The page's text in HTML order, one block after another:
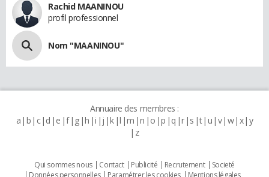
Rachid MAANINOU
profil professionnel
Nom "MAANINOU"
Annuaire des membres :
a b c d e f g h i j k l m n o p q r s t u v w x y
z
Qui sommes nous Contact Publicité Recrutement
Societé
Données personnelles
Paramétrer les cookies
Mentions légales